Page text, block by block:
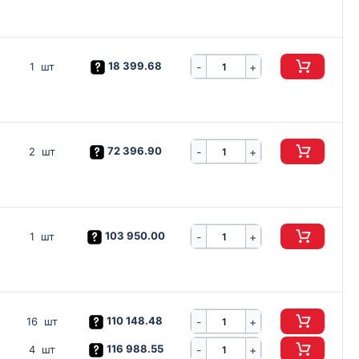
1 шт 18 399.68 - +
2 шт 72 396.90 - +
1 шт 103 950.00 - +
16 шт 110 148.48 - +
4 шт 116 988.55 - +